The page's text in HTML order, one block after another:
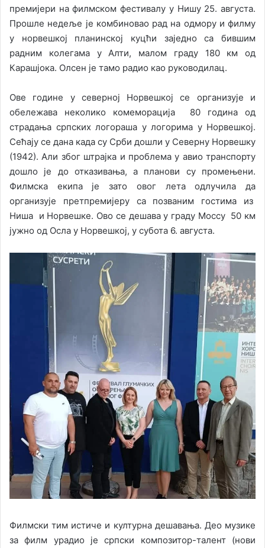
премијери на филмском фестивалу у Нишу 25. августа.
Прошле недеље је комбиновао рад на одмору и филму
у норвешкој планинској куцћи заједно са бившим
радним колегама у Алти, малом граду 180 км од
Карашјока. Олсен је тамо радио као руководилац.
Ове године у северној Норвешкој се организује и
обележава неколико комеморација 80 година од
страдања српских логораша у логорима у Норвешкој.
Сећају се дана када су Срби дошли у Северну Норвешку
(1942). Али због штрајка и проблема у авио транспорту
дошло је до отказивања, а планови су промењени.
Филмска екипа је зато овог лета одлучила да
организује претпремијеру са позваним гостима из
Ниша и Норвешке. Ово се дешава у граду Моссу ​ 50 км
јужно од Осла у Норвешкој, у субота 6. августа.
Филмски тим истиче и културна дешавања. Део музике
за филм урадио је српски композитор-талент (нови